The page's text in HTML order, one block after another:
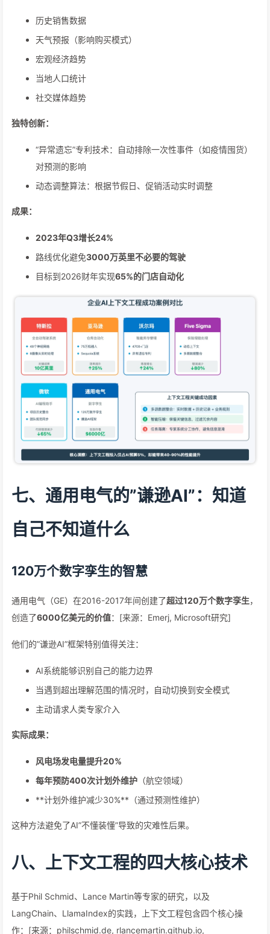
历史销售数据
天气预报（影响购买模式）
宏观经济趋势
当地人口统计
社交媒体趋势
独特创新：
“异常遗忘”专利技术：自动排除一次性事件（如疫情囤货）
对预测的影响
动态调整算法：根据节假日、促销活动实时调整
成果：
2023年Q3增长24%
路线优化避免3000万英里不必要的驾驶
目标到2026财年实现65%的门店自动化
七、通用电气的”谦逊AI”：知道
自己不知道什么
120万个数字孪生的智慧
通用电气（GE）在2016-2017年间创建了超过120万个数字孪生，
创造了6000亿美元的价值：[来源：Emerj, Microsoft研究]
他们的”谦逊AI”框架特别值得关注：
AI系统能够识别自己的能力边界
当遇到超出理解范围的情况时，自动切换到安全模式
主动请求人类专家介入
实际成果：
风电场发电量提升20%
每年预防400次计划外维护 （航空领域）
**计划外维护减少30%**（通过预测性维护）
这种方法避免了AI”不懂装懂”导致的灾难性后果。
八、上下文工程的四大核心技术
基于Phil Schmid、Lance Martin等专家的研究，以及
LangChain、LlamaIndex的实践，上下文工程包含四个核心操
作：[来源：philschmid.de, rlancemartin.github.io,